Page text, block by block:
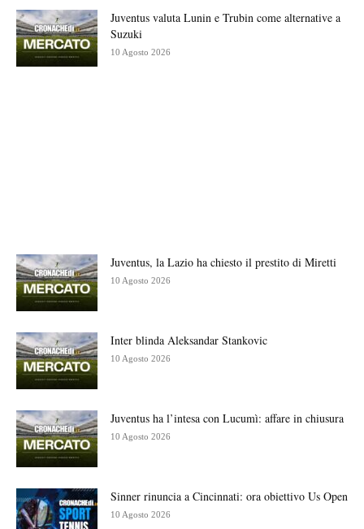
Juventus valuta Lunin e Trubin come alternative a
Suzuki
10 Agosto 2026
Juventus, la Lazio ha chiesto il prestito di Miretti
10 Agosto 2026
Inter blinda Aleksandar Stankovic
10 Agosto 2026
Juventus ha l’intesa con Lucumì: affare in chiusura
10 Agosto 2026
Sinner rinuncia a Cincinnati: ora obiettivo Us Open
10 Agosto 2026